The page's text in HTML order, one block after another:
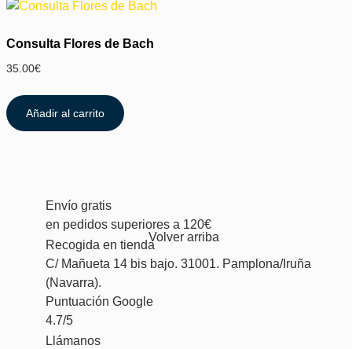
Consulta Flores de Bach
35.00€
Añadir al carrito
Volver arriba
Envío gratis
en pedidos superiores a 120€
Recogida en tienda
C/ Mañueta 14 bis bajo. 31001. Pamplona/Iruña
(Navarra).
Puntuación Google
4.7/5
Llámanos